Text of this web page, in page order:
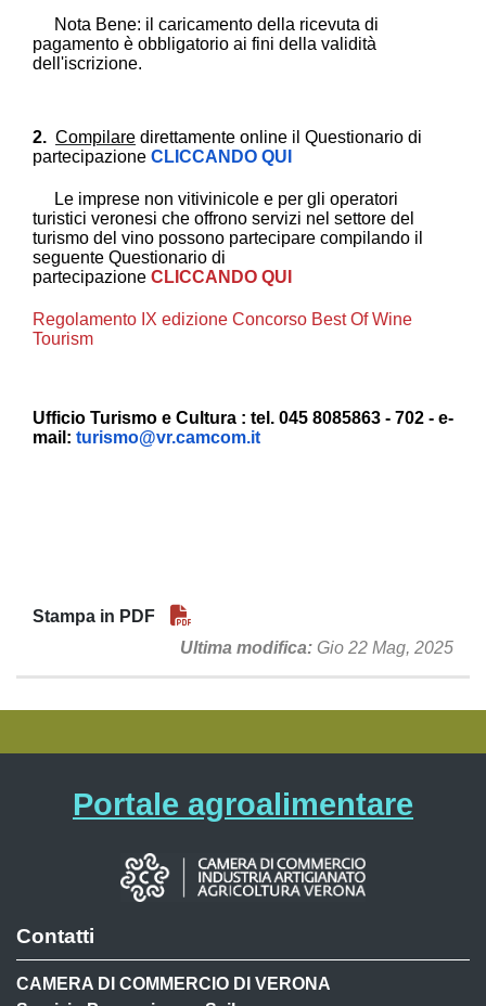
Nota Bene: il caricamento della ricevuta di
pagamento è obbligatorio ai fini della validità
dell'iscrizione.
2. Compilare direttamente online il Questionario di
partecipazione CLICCANDO QUI
Le imprese non vitivinicole e per gli operatori
turistici veronesi che offrono servizi nel settore del
turismo del vino possono partecipare compilando il
seguente Questionario di
partecipazione CLICCANDO QUI
Regolamento IX edizione Concorso Best Of Wine
Tourism
Ufficio Turismo e Cultura : tel. 045 8085863 - 702 - e-
mail: turismo@vr.camcom.it
Stampa in PDF
Ultima modifica
Gio 22 Mag, 2025
Portale agroalimentare
Contatti
CAMERA DI COMMERCIO DI VERONA